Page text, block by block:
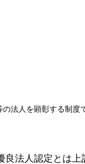
法人を顕彰する制度
法人認定とは上